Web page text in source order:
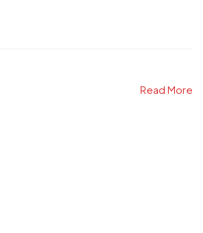
Read More